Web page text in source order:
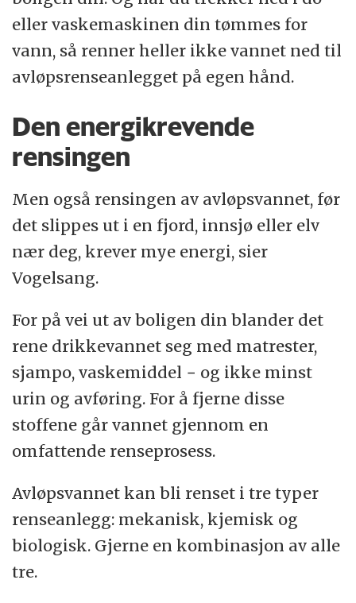
eller vaskemaskinen din tømmes for
vann, så renner heller ikke vannet ned til
avløpsrenseanlegget på egen hånd.
Den energikrevende
rensingen
Men også rensingen av avløpsvannet, før
det slippes ut i en fjord, innsjø eller elv
nær deg, krever mye energi, sier
Vogelsang.
For på vei ut av boligen din blander det
rene drikkevannet seg med matrester,
sjampo, vaskemiddel − og ikke minst
urin og avføring. For å fjerne disse
stoffene går vannet gjennom en
omfattende renseprosess.
Avløpsvannet kan bli renset i tre typer
renseanlegg: mekanisk, kjemisk og
biologisk. Gjerne en kombinasjon av alle
tre.